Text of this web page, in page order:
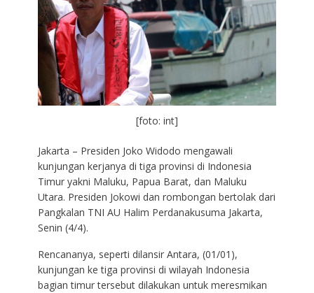
[foto: int]
Jakarta – Presiden Joko Widodo mengawali
kunjungan kerjanya di tiga provinsi di Indonesia
Timur yakni Maluku, Papua Barat, dan Maluku
Utara. Presiden Jokowi dan rombongan bertolak dari
Pangkalan TNI AU Halim Perdanakusuma Jakarta,
Senin (4/4).
Rencananya, seperti dilansir Antara, (01/01),
kunjungan ke tiga provinsi di wilayah Indonesia
bagian timur tersebut dilakukan untuk meresmikan